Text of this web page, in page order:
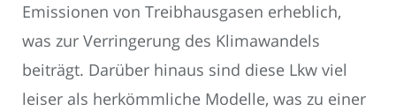
Emissionen von Treibhausgasen erheblich,
was zur Verringerung des Klimawandels
beiträgt. Darüber hinaus sind diese Lkw viel
leiser als herkömmliche Modelle, was zu einer